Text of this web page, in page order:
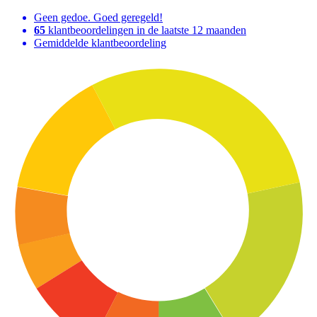
Geen gedoe. Goed geregeld!
65 klantbeoordelingen in de laatste 12 maanden
Gemiddelde klantbeoordeling